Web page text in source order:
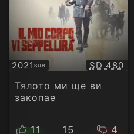
2021SUB
Субтитри Качество:
SD 480
Тялото ми ще ви
закопае
11 15 4